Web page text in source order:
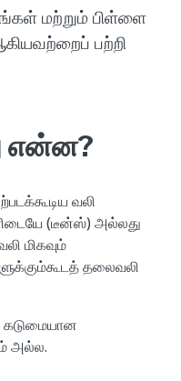
மற்றும் பிள்ளை
பற்றி
என்ன?
வலி
(டீன்ஸ்) அல்லது
மிகவும்
தலைவலி
அல்ல.